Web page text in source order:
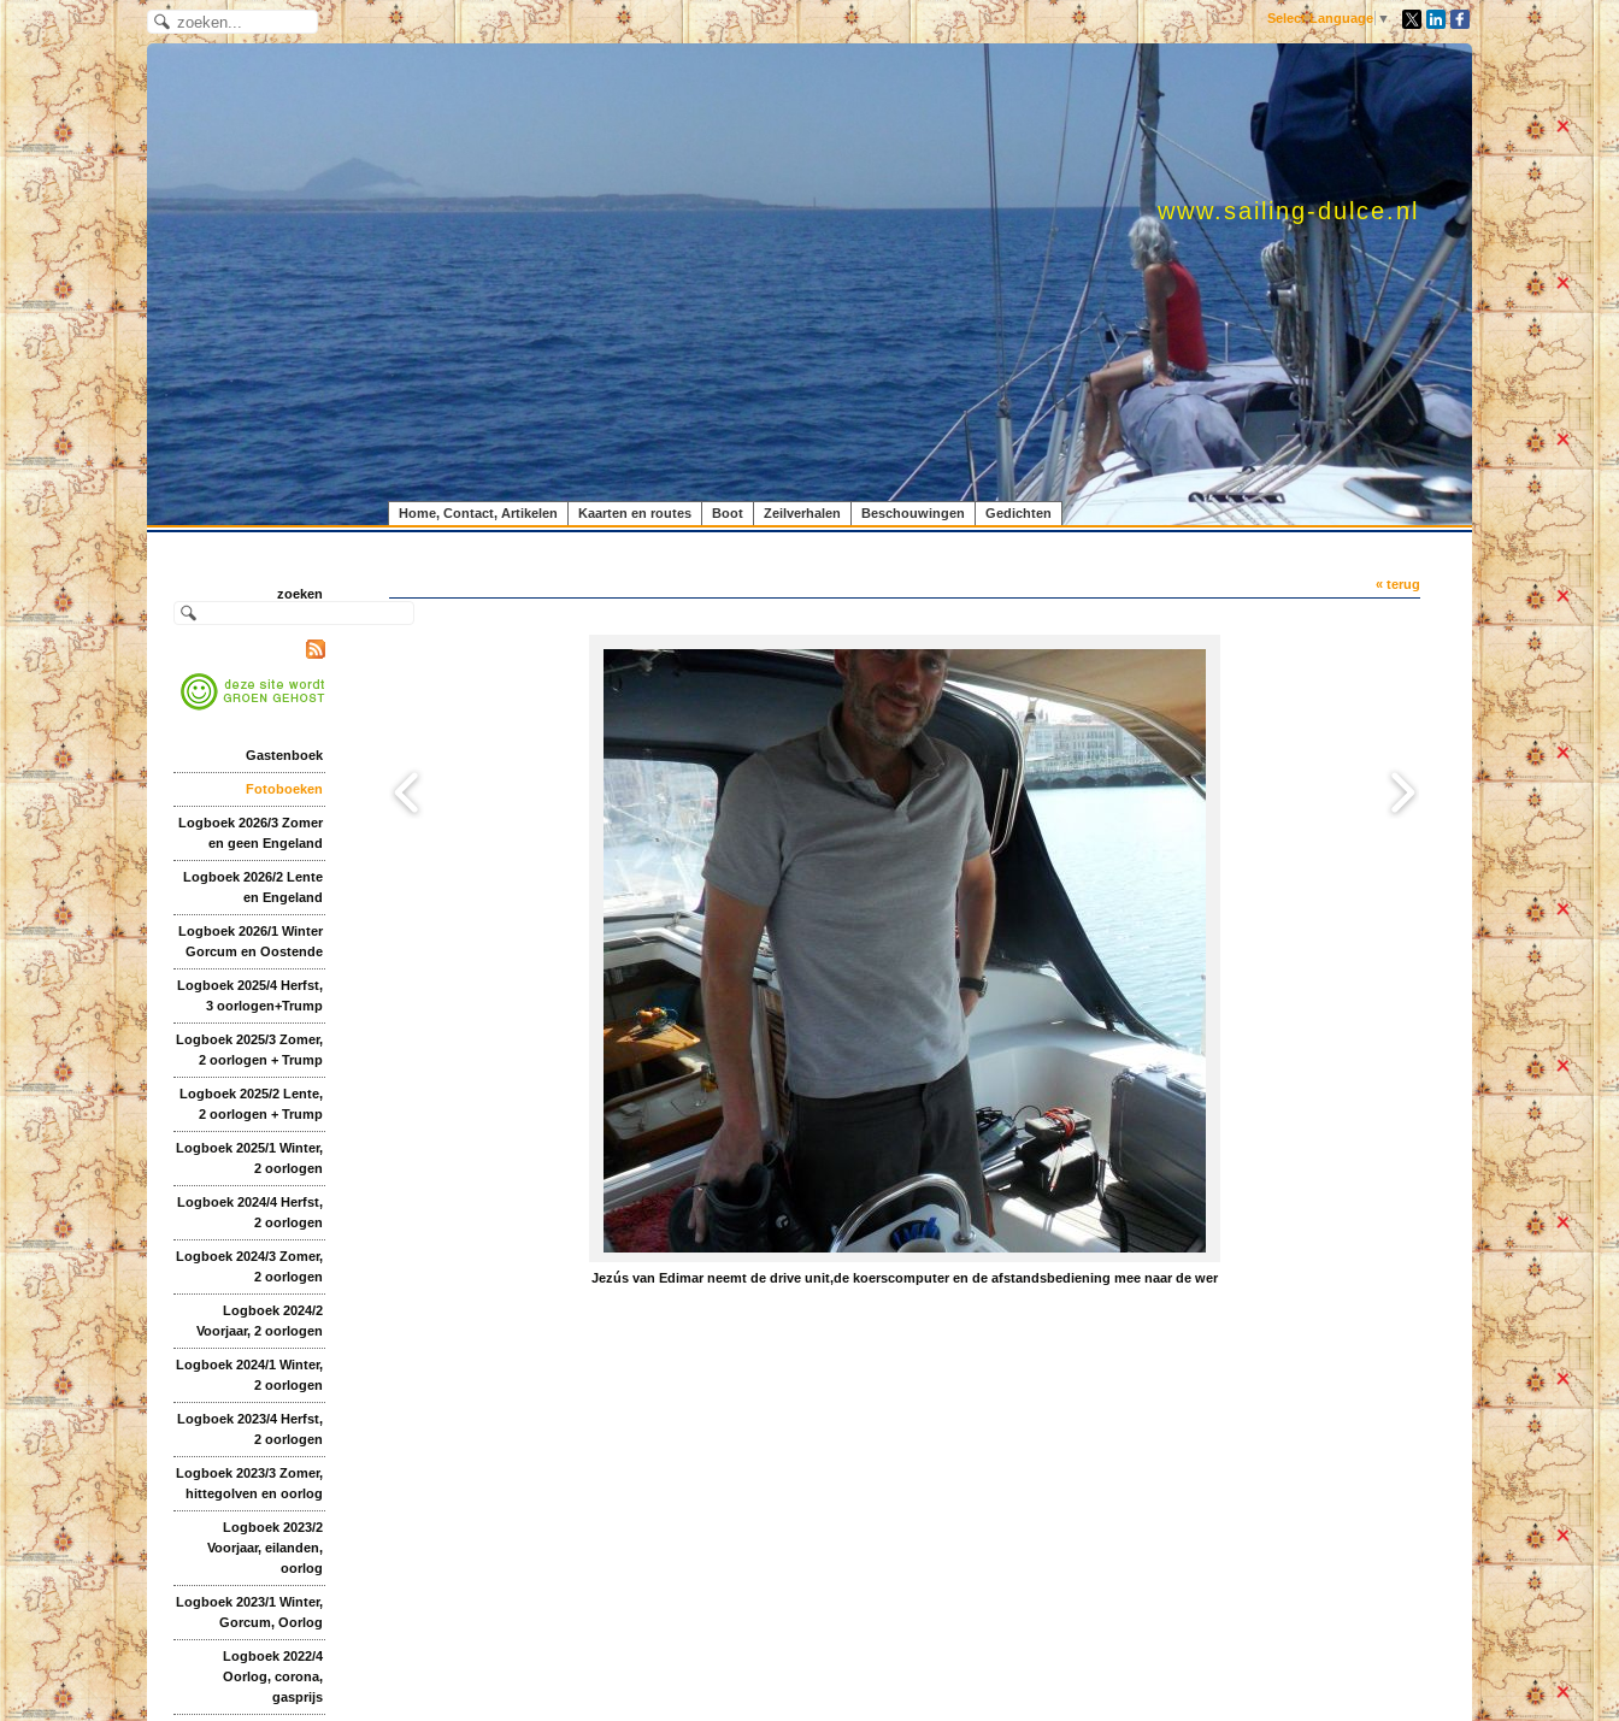
Select Language ▼
www.sailing-dulce.nl
Home, Contact, Artikelen Kaarten en routes Boot Zeilverhalen Beschouwingen Gedichten
zoeken
Gastenboek
Fotoboeken
Logboek 2026/3 Zomer
en geen Engeland
Logboek 2026/2 Lente
en Engeland
Logboek 2026/1 Winter
Gorcum en Oostende
Logboek 2025/4 Herfst,
3 oorlogen+Trump
Logboek 2025/3 Zomer,
2 oorlogen + Trump
Logboek 2025/2 Lente,
2 oorlogen + Trump
Logboek 2025/1 Winter,
2 oorlogen
Logboek 2024/4 Herfst,
2 oorlogen
Logboek 2024/3 Zomer,
2 oorlogen
Logboek 2024/2
Voorjaar, 2 oorlogen
Logboek 2024/1 Winter,
2 oorlogen
Logboek 2023/4 Herfst,
2 oorlogen
Logboek 2023/3 Zomer,
hittegolven en oorlog
Logboek 2023/2
Voorjaar, eilanden,
oorlog
Logboek 2023/1 Winter,
Gorcum, Oorlog
Logboek 2022/4
Oorlog, corona,
gasprijs
« terug
Jezús van Edimar neemt de drive unit,de koerscomputer en de afstandsbediening mee naar de wer